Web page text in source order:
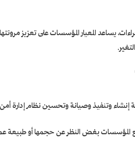
يساعد المعيار المؤسسات على تعزيز
المؤسسات بغض النظر عن حجمها أو طبيعة